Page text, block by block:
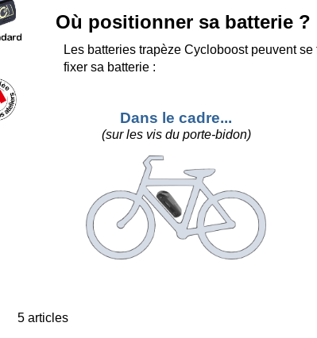
Où positionner sa batterie ?
Les batteries trapèze Cycloboost peuvent
fixer sa batterie :
Dans le cadre...
(sur les vis du porte-bidon)
5 articles